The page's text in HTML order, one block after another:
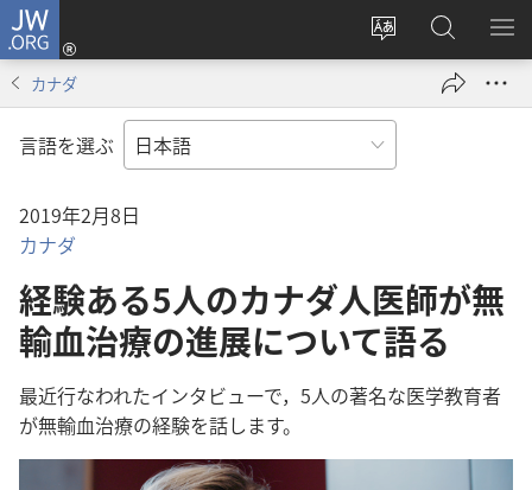
JW.ORG
サ
ト
の
言
え
る
ロ
グ
ン
し
で
開
く）
JW.ORG
の
検
メ
を
カナダ
言語を選ぶ
2019年2月8日
カナダ
経験ある5人のカナダ人医師が無
輸血治療の進展について語る
最近行なわれたインタビューで，5人の著名な医学教育者
が無輸血治療の経験を話します。